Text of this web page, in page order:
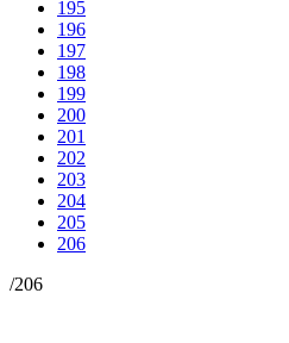
195
196
197
198
199
200
201
202
203
204
205
206
/206